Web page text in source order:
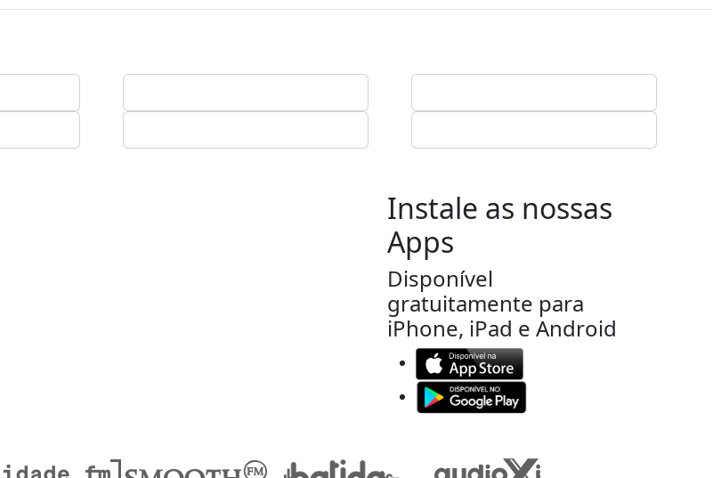
Instale as nossas
Apps
Disponível
gratuitamente para
iPhone, iPad e Android